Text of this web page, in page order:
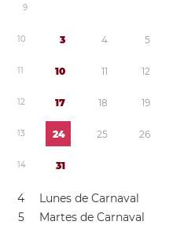
9
10 3 4 5
11 10 11 12
12 17 18 19
13 24 25 26
14 31
4
Lunes de Carnaval
5
Martes de Carnaval